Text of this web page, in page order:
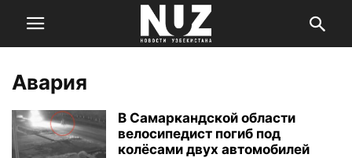
Авария
В Самаркандской области
велосипедист погиб под
колёсами двух автомобилей